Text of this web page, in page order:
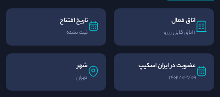
اتاق فعال
1 اتاق قابل رزرو
تاریخ افتتاح
ثبت نشده
عضویت در ایران اسکیپ
1402/03/09
شهر
تهران